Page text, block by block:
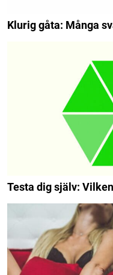
Klurig gåta: Många
Testa dig själv: